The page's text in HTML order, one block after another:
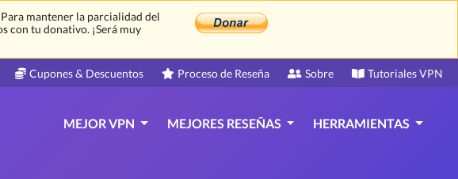
mantener la parcialidad del
con tu donativo. ¡Será muy
Cupones & Descuentos Proceso de Reseña Sobre Tutoriales VPN
MEJOR VPN MEJORES RESEÑAS HERRAMIENTAS